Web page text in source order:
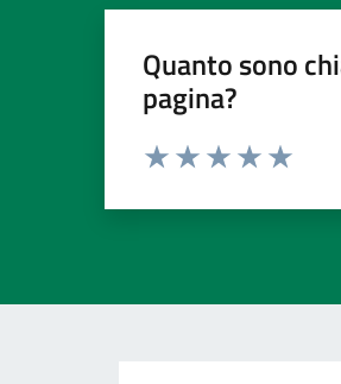
Quanto sono
pagina?